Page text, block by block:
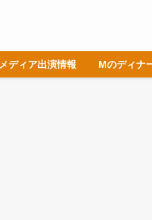
メディア出演情報 Mのディナ